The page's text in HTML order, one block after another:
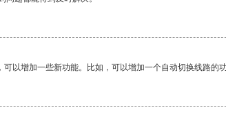
以增加一些新功能。比如，可以增加一个自动切换线路的